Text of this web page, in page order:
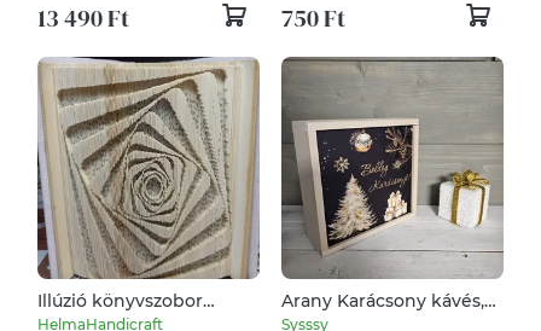
13 490 Ft 750 Ft
Illúzió könyvszobor
Vasarely alapján,
HelmaHandicraft
Arany Karácsony kávés,
teás, édességes ajándék
Sysssy